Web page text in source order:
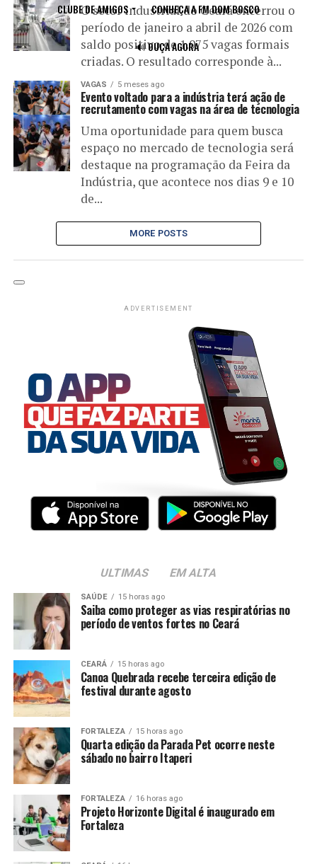
CLUBE DE AMIGOS CONHEÇA A FM DOM BOSCO
🔊 OUÇA AGORA
O setor industrial do Ceará encerrou o
período de janeiro a abril de 2026 com
saldo positivo de 1.975 vagas formais
criadas. O resultado corresponde à...
VAGAS 5 meses ago
Evento voltado para a indústria terá ação de
recrutamento com vagas na área de tecnologia
Uma oportunidade para quem busca
espaço no mercado de tecnologia será
destaque na programação da Feira da
Indústria, que acontece nos dias 9 e 10
de...
MORE POSTS
ADVERTISEMENT
ULTIMAS EM ALTA
SAÚDE 15 horas ago
Saiba como proteger as vias respiratórias no
período de ventos fortes no Ceará
CEARÁ 15 horas ago
Canoa Quebrada recebe terceira edição de
festival durante agosto
FORTALEZA 15 horas ago
Quarta edição da Parada Pet ocorre neste
sábado no bairro Itaperi
FORTALEZA 16 horas ago
Projeto Horizonte Digital é inaugurado em
Fortaleza